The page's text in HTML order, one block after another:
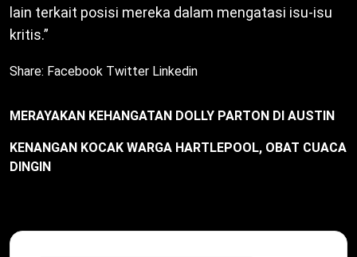
lain terkait posisi mereka dalam mengatasi isu-isu
kritis.”
Share: Facebook Twitter Linkedin
MERAYAKAN KEHANGATAN DOLLY PARTON DI AUSTIN
KENANGAN KOCAK WARGA HARTLEPOOL, OBAT CUACA
DINGIN